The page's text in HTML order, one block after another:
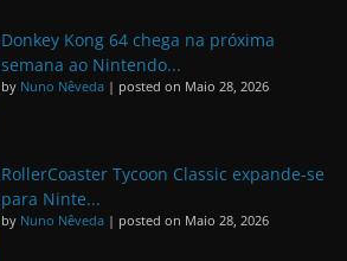
Donkey Kong 64 chega na próxima
semana ao Nintendo...
by Nuno Nêveda | posted on Maio 28, 2026
RollerCoaster Tycoon Classic expande-se
para Ninte...
by Nuno Nêveda | posted on Maio 28, 2026